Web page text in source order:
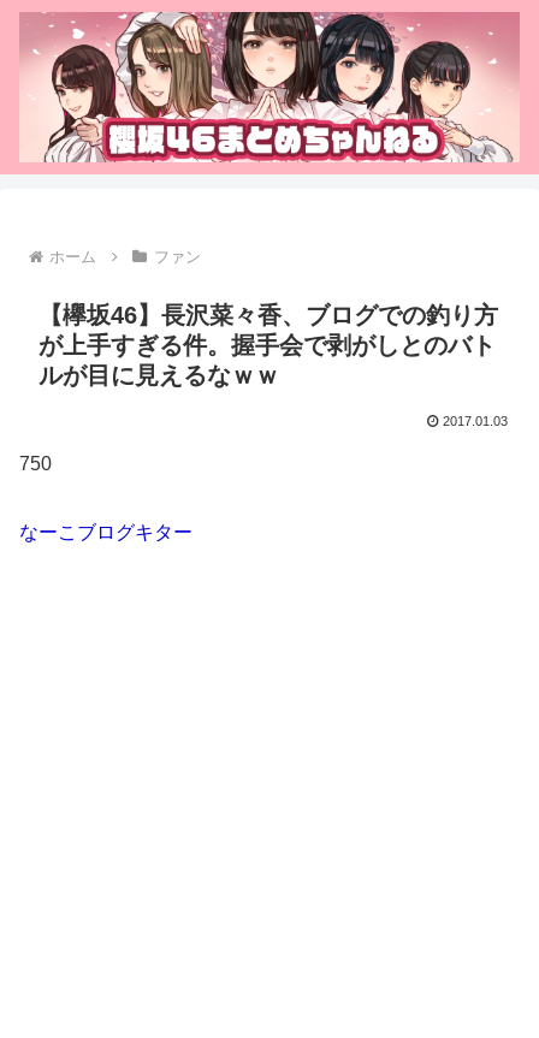
ホーム ファン
【欅坂46】長沢菜々香、ブログでの釣り方
が上手すぎる件。握手会で剥がしとのバト
ルが目に見えるなｗｗ
2017.01.03
750
なーこブログキター